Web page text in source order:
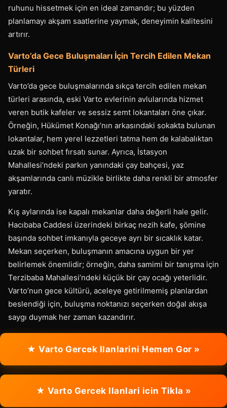
ruhunu hissetmek için en ideal zamandır; bu yüzden
planlamayı akşam saatlerine yaymak, deneyimin kalitesini
artırır.
Varto’da Gece Buluşmaları İçin Tercih Edilen Mekan
Türleri
Varto’da gece buluşmalarında sıkça tercih edilen mekan
türleri arasında, eski Varto evlerinin avlularında hizmet
veren butik kafeler ve sessiz semt lokantaları öne çıkar.
Örneğin, Hükümet Konağı’nın arkasındaki sokakta bulunan
lokantalar, hem yerel lezzetleri tatma hem de kalabalıktan
uzak bir sohbet fırsatı sunar. Ayrıca, İstasyon
Mahallesi’ndeki parkın yanındaki çay bahçesi, yaz
akşamlarında canlı müzikle birlikte daha renkli bir atmosfer
yaratır.
Kış aylarında ise kapalı mekanlar daha değerli hale gelir.
Hacıbaba Caddesi üzerindeki birkaç nezih kafe, şömine
başında sohbet imkanıyla geceye ayrı bir sıcaklık katar.
Mekan seçerken, buluşmanın amacına uygun bir yer
belirlemek önemlidir; örneğin, daha samimi bir tanışma için
Terzibaba Mahallesi’ndeki küçük bir çay ocağı yeterlidir.
Varto’nun gece kültürü, aceleye getirilmemiş planlardan
beslendiği için, buluşma noktanızı seçerken doğal akışa
saygı duymak her zaman kazandırır.
★ Varto Gercek Ilanlarini Hemen Gor »
★ Varto Gercek Ilanlari icin Tikla »